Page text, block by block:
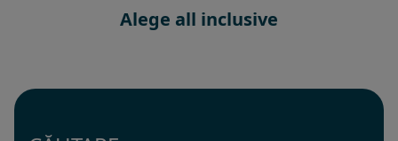
Alege all inclusive